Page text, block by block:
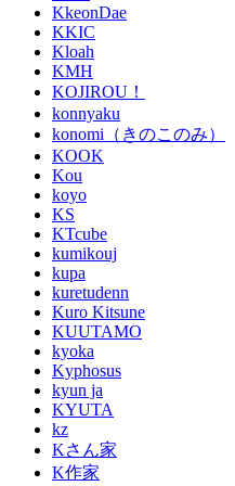
KkeonDae
KKIC
Kloah
KMH
KOJIROU！
konnyaku
konomi（きのこのみ）
KOOK
Kou
koyo
KS
KTcube
kumikouj
kupa
kuretudenn
Kuro Kitsune
KUUTAMO
kyoka
Kyphosus
kyun ja
KYUTA
kz
Kさん家
K作家